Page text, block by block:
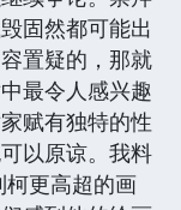
固然都可能出
置疑的，那就
最令人感兴趣
赋有独特的性
以原谅。我料
柯更高超的画